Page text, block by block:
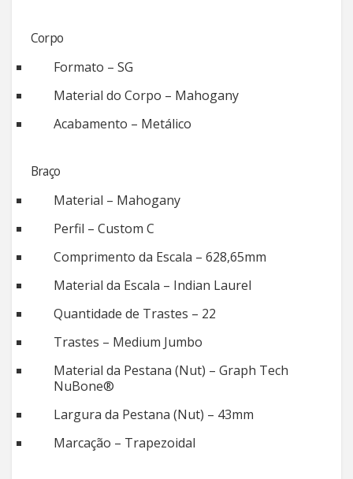
Corpo
Formato – SG
Material do Corpo – Mahogany
Acabamento – Metálico
Braço
Material – Mahogany
Perfil – Custom C
Comprimento da Escala – 628,65mm
Material da Escala – Indian Laurel
Quantidade de Trastes – 22
Trastes – Medium Jumbo
Material da Pestana (Nut) – Graph Tech
NuBone®
Largura da Pestana (Nut) – 43mm
Marcação – Trapezoidal